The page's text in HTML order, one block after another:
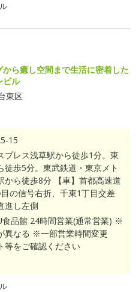
から癒し空間まで生活に密着した
ビル
東区
15
プレス浅草駅から徒歩1分。東
徒歩5分。東武鉄道・東京メト
から徒歩8分 【車】首都高速道
の信号右折、千束1丁目交差
進し左側
食品館 24時間営業(通常営業) ※
異なる ※一部営業時間変更
等をご確認ください